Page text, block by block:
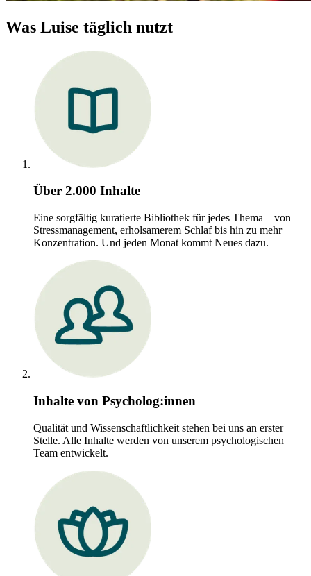
Was Luise täglich nutzt
Über 2.000 Inhalte
Eine sorgfältig kuratierte Bibliothek für jedes Thema – von
Stressmanagement, erholsamerem Schlaf bis hin zu mehr
Konzentration. Und jeden Monat kommt Neues dazu.
Inhalte von Psycholog:innen
Qualität und Wissenschaftlichkeit stehen bei uns an erster
Stelle. Alle Inhalte werden von unserem psychologischen
Team entwickelt.